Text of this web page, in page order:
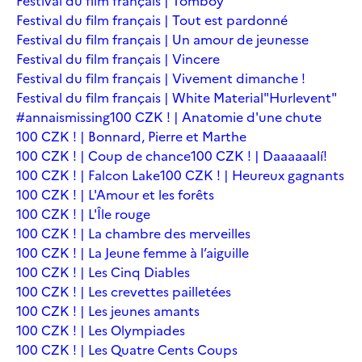
Festival du film français | Tout est pardonné
Festival du film français | Un amour de jeunesse
Festival du film français | Vincere
Festival du film français | Vivement dimanche !
Festival du film français | White Material"Hurlevent"
#annaismissing100 CZK ! | Anatomie d'une chute
100 CZK ! | Bonnard, Pierre et Marthe
100 CZK ! | Coup de chance100 CZK ! | Daaaaaalí!
100 CZK ! | Falcon Lake100 CZK ! | Heureux gagnants
100 CZK ! | L'Amour et les forêts
100 CZK ! | L'Île rouge
100 CZK ! | La chambre des merveilles
100 CZK ! | La Jeune femme à l’aiguille
100 CZK ! | Les Cinq Diables
100 CZK ! | Les crevettes pailletées
100 CZK ! | Les jeunes amants
100 CZK ! | Les Olympiades
100 CZK ! | Les Quatre Cents Coups